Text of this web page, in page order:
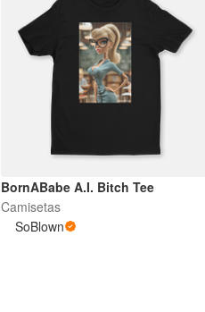
BornABabe A.I. Bitch Tee
Camisetas
SoBlown